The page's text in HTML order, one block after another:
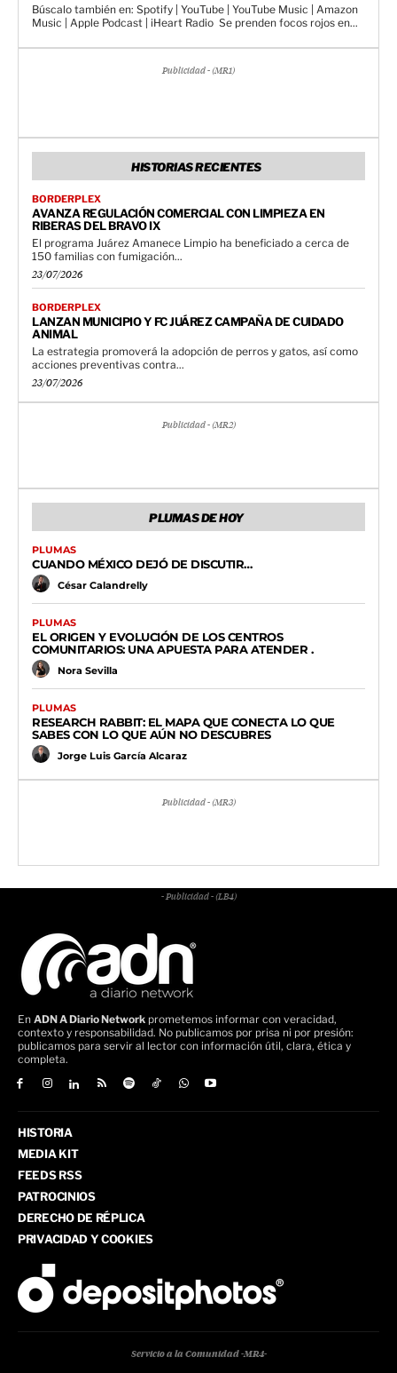
Búscalo también en: Spotify | YouTube | YouTube Music | Amazon
Music | Apple Podcast | iHeart Radio Se prenden focos rojos en...
Publicidad - (MR1)
HISTORIAS RECIENTES
BORDERPLEX
AVANZA REGULACIÓN COMERCIAL CON LIMPIEZA EN
RIBERAS DEL BRAVO IX
El programa Juárez Amanece Limpio ha beneficiado a cerca de
150 familias con fumigación...
23/07/2026
BORDERPLEX
LANZAN MUNICIPIO Y FC JUÁREZ CAMPAÑA DE CUIDADO
ANIMAL
La estrategia promoverá la adopción de perros y gatos, así como
acciones preventivas contra...
23/07/2026
Publicidad - (MR2)
PLUMAS DE HOY
PLUMAS
CUANDO MÉXICO DEJÓ DE DISCUTIR…
César Calandrelly
PLUMAS
EL ORIGEN Y EVOLUCIÓN DE LOS CENTROS
COMUNITARIOS: UNA APUESTA PARA ATENDER .
Nora Sevilla
PLUMAS
RESEARCH RABBIT: EL MAPA QUE CONECTA LO QUE
SABES CON LO QUE AÚN NO DESCUBRES
Jorge Luis García Alcaraz
Publicidad - (MR3)
- Publicidad - (LB4)
En ADN A Diario Network prometemos informar con veracidad,
contexto y responsabilidad. No publicamos por prisa ni por presión:
publicamos para servir al lector con información útil, clara, ética y
completa.
HISTORIA
MEDIA KIT
FEEDS RSS
PATROCINIOS
DERECHO DE RÉPLICA
PRIVACIDAD Y COOKIES
Servicio a la Comunidad -MR4-